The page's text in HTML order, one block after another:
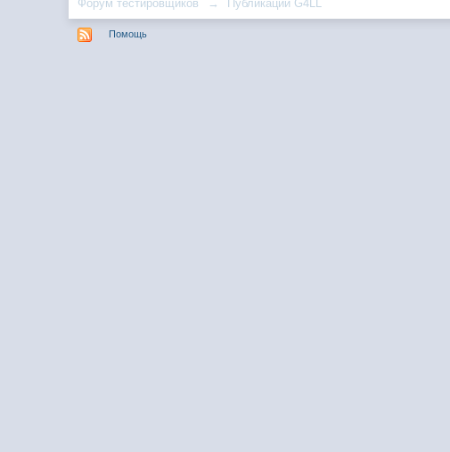
Форум тестировщиков → Публикации G4LL
Помощь